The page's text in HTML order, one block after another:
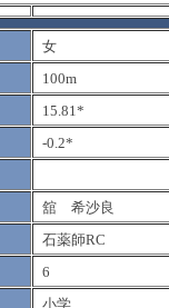
女
100m
15.81*
-0.2*
舘 希沙良
石薬師RC
6
小学